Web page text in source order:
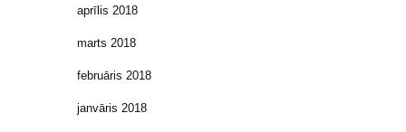
aprīlis 2018
marts 2018
februāris 2018
janvāris 2018